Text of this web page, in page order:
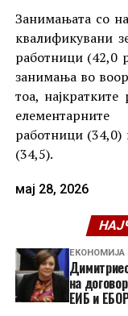
Занимањата со
квалификувани
работници (42,0
занимања во
тоа,
работници
(34,5).
мај 28, 2026
ЕКОНОМИЈА
на
ЕИБ и